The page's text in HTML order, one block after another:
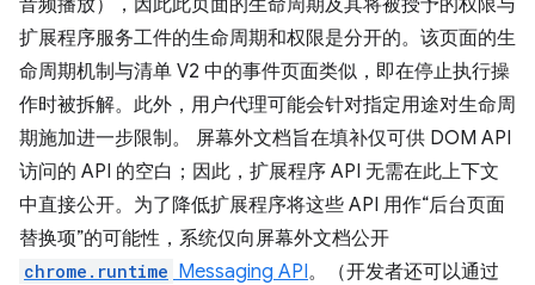
音频播放），因此此页面的生命周期及其将被授予的权限与
扩展程序服务工件的生命周期和权限是分开的。该页面的生
命周期机制与清单 V2 中的事件页面类似，即在停止执行操
作时被拆解。此外，用户代理可能会针对指定用途对生命周
期施加进一步限制。 屏幕外文档旨在填补仅可供 DOM API
访问的 API 的空白；因此，扩展程序 API 无需在此上下文
中直接公开。为了降低扩展程序将这些 API 用作“后台页面
替换项”的可能性，系统仅向屏幕外文档公开
chrome.runtime Messaging API。（开发者还可以通过